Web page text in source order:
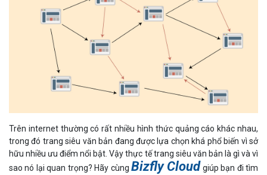
Trên internet thường có rất nhiều hình thức quảng cáo khác nhau,
trong đó trang siêu văn bản đang được lựa chọn khá phổ biến vì sở
hữu nhiều ưu điểm nổi bật. Vậy thực tế trang siêu văn bản là gì và vì
sao nó lại quan trọng? Hãy cùng Bizfly Cloud giúp bạn đi tìm